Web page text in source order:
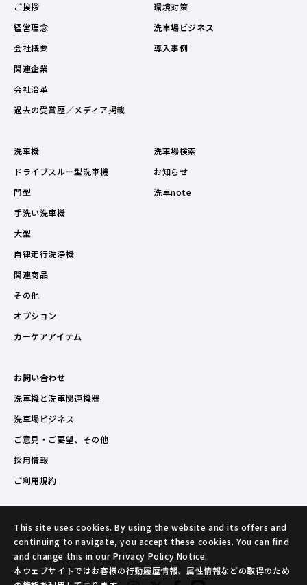
ご挨拶
経営理念
会社概要
関連企業
会社沿革
過去の受賞歴／メディア掲載
環境対策
洗車場ビジネス
導入事例
洗車機
ドライブスルー型洗車機
門型
手洗い洗車機
大型
自律走行洗浄機
関連商品
その他
オプション
カーケアアイテム
洗車場検索
お知らせ
洗車note
お問い合わせ
洗車機と洗車関連機器
洗車場ビジネス
ご意見・ご要望、その他
採用情報
ご利用規約
This site uses cookies. By using the website and its offers and
continuing to navigate, you accept these cookies. You can find
and change this in our Privacy Policy Notice.
本ウェブサイトではお客様の行動履歴情報、属性情報などの取得のため